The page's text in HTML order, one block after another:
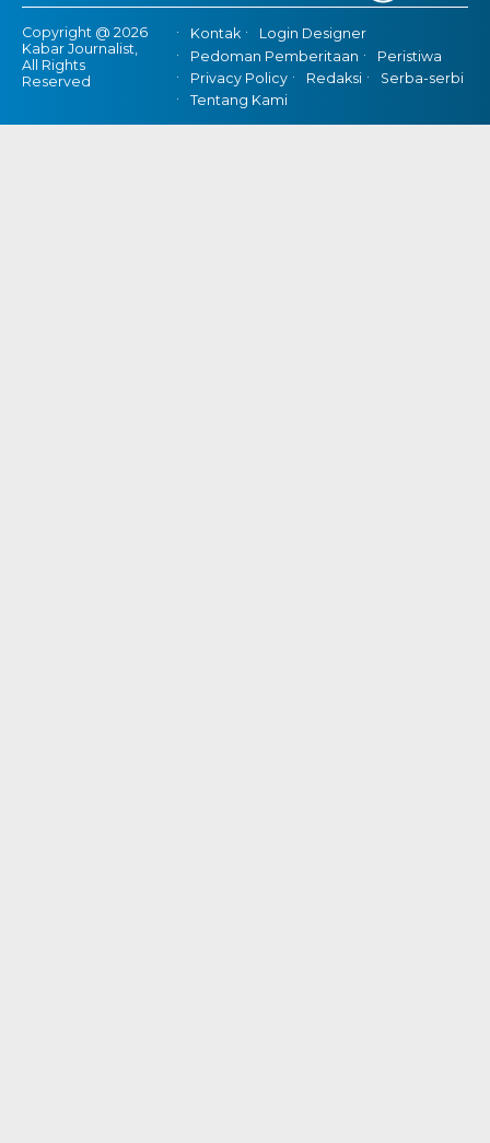
Copyright @ 2026
Kabar Journalist,
All Rights
Reserved
Kontak
Login Designer
Pedoman Pemberitaan
Peristiwa
Privacy Policy
Redaksi
Serba-serbi
Tentang Kami